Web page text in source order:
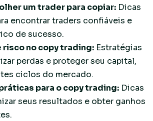
um trader para copiar: Dicas
encontrar traders confiáveis e
de sucesso.
risco no copy trading: Estratégias
perdas e proteger seu capital,
ciclos do mercado.
para o copy trading: Dicas
seus resultados e obter ganhos